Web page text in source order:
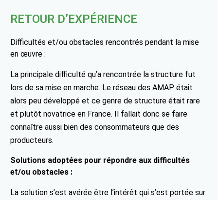
RETOUR D’EXPÉRIENCE
Difficultés et/ou obstacles rencontrés pendant la mise
en œuvre :
La principale difficulté qu’a rencontrée la structure fut
lors de sa mise en marche. Le réseau des AMAP était
alors peu développé et ce genre de structure était rare
et plutôt novatrice en France. Il fallait donc se faire
connaître aussi bien des consommateurs que des
producteurs.
Solutions adoptées pour répondre aux difficultés
et/ou obstacles :
La solution s’est avérée être l’intérêt qui s’est portée sur